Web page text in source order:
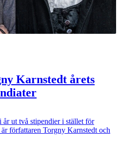
Karnstedt årets
år ut två stipendier i stället för
författaren Torgny Karnstedt och